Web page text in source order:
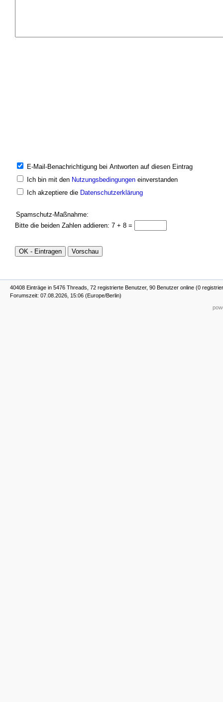
E-Mail-Benachrichtigung bei Antworten auf diesen Eintrag
Ich bin mit den Nutzungsbedingungeneinverstanden
Ich akzeptiere die Datenschutzerklärung
Spamschutz-Maßnahme:
Bitte die beiden Zahlen addieren: 7 + 8 =
40408 Einträge in 5476 Threads, 72 registrierte Benutzer, 90 Benutzer online (0
Forumszeit: 07.08.2026, 15:06 (Europe/Berlin)